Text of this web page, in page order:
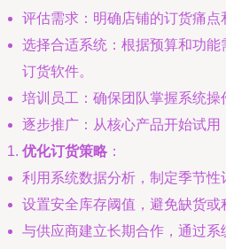
评估需求：明确店铺的订货痛点
选择合适系统：根据预算和功
订货软件。
培训员工：确保团队掌握系统操
逐步推广：从核心产品开始试用
优化订货策略 ：
利用系统数据分析，制定季节性
设置安全库存阈值，避免缺货或
与供应商建立长期合作，通过系